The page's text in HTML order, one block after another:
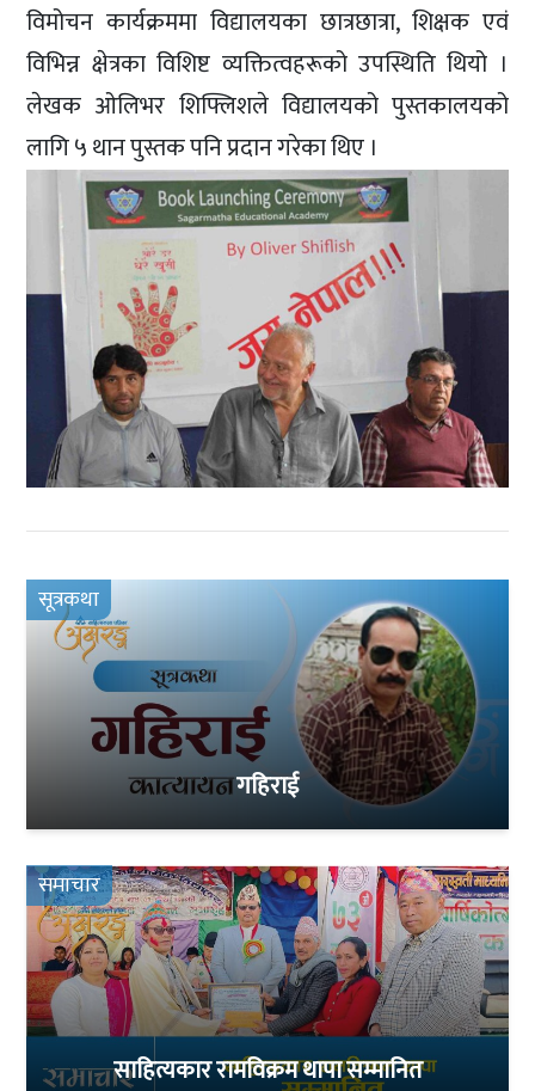
विमोचन कार्यक्रममा विद्यालयका छात्रछात्रा, शिक्षक एवं
विभिन्न क्षेत्रका विशिष्ट व्यक्तित्वहरूको उपस्थिति थियो ।
लेखक ओलिभर शिफ्लिशले विद्यालयको पुस्तकालयको
लागि ५ थान पुस्तक पनि प्रदान गरेका थिए ।
सूत्रकथा
गहिराई
समाचार
साहित्यकार रामविक्रम थापा सम्मानित